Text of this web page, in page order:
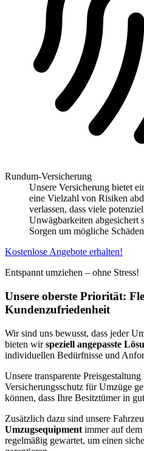
Rundum-Versicherung
Unsere Versicherung bietet
eine Vielzahl von Risiken
verlassen, dass viele
Unwägbarkeiten abgesichert
Sorgen um mögliche
Kostenlose Angebote erhalten!
Entspannt umziehen – ohne Stress!
Unsere oberste Priorität:
Kundenzufriedenheit
Wir sind uns bewusst, dass jeder
bieten wirspeziell angepasste
individuellen Bedürfnisse und
Unsere transparente
Versicherungsschutz für Umzüge
können, dass Ihre Besitztümer in
Zusätzlich dazu sind unsere
Umzugsequipment immer auf dem
regelmäßig gewartet, um einen